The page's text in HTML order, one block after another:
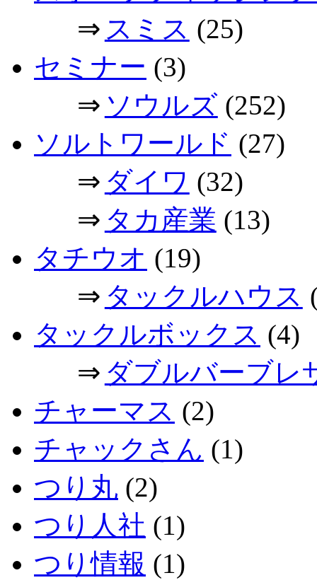
⇒ スミス (25)
セミナー (3)
⇒ ソウルズ(252)
ソルトワールド (27)
⇒ ダイワ (32)
⇒ タカ産業 (13)
タチウオ (19)
⇒ タックルハウス
タックルボックス (4)
⇒ ダブルバーブレ
チャーマス (2)
チャックさん (1)
つり丸 (2)
つり人社 (1)
つり情報 (1)